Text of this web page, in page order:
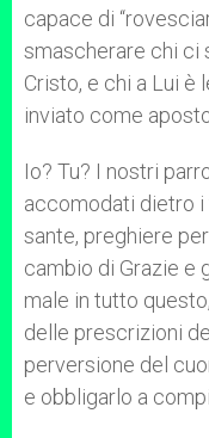
capace di
smascherare chi ci
Cristo, e chi a Lui è
inviato come
Io? Tu? I nostri
accomodati dietro
sante, preghiere
cambio di Grazie e
male in tutto
delle prescrizioni
perversione del
e obbligarlo a